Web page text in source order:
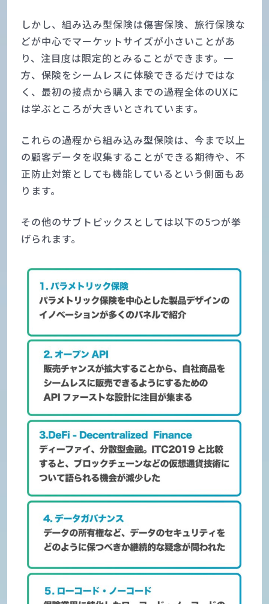
しかし、組み込み型保険は傷害保険、旅行保険な
どが中心でマーケットサイズが小さいことがあ
り、注目度は限定的とみることができます。一
方、保険をシームレスに体験できるだけではな
く、最初の接点から購入までの過程全体のUXに
は学ぶところが大きいとされています。
これらの過程から組み込み型保険は、今まで以上
の顧客データを収集することができる期待や、不
正防止対策としても機能しているという側面もあ
ります。
その他のサブトピックスとしては以下の5つが挙
げられます。